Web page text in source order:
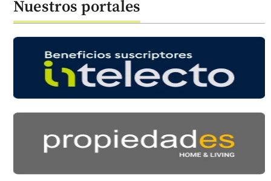
Nuestros portales